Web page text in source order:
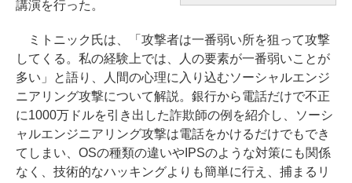
講演を行った。
ミトニック氏は、「攻撃者は一番弱い所を狙って攻撃
してくる。私の経験上では、人の要素が一番弱いことが
多い」と語り、人間の心理に入り込むソーシャルエンジ
ニアリング攻撃について解説。銀行から電話だけで不正
に1000万ドルを引き出した詐欺師の例を紹介し、ソーシ
ャルエンジニアリング攻撃は電話をかけるだけでもでき
てしまい、OSの種類の違いやIPSのような対策にも関係
なく、技術的なハッキングよりも簡単に行え、捕まるリ